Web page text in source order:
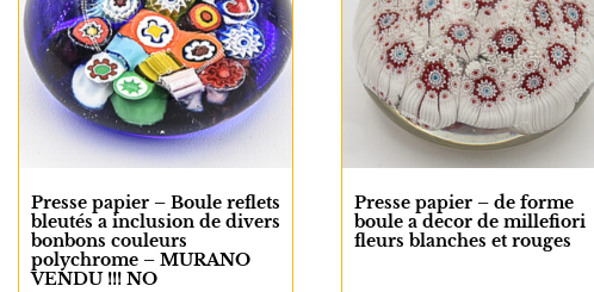
Presse papier – Boule reflets
bleutés a inclusion de divers
bonbons couleurs
polychrome – MURANO
VENDU !!! NO
Presse papier – de forme
boule a decor de millefiori
fleurs blanches et rouges